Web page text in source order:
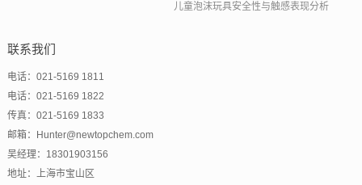
儿童泡沫玩具安全性与触感表现分析
联系我们
电话：021-5169 1811
电话：021-5169 1822
传真：021-5169 1833
邮箱：Hunter@newtopchem.com
吴经理：18301903156
地址：上海市宝山区